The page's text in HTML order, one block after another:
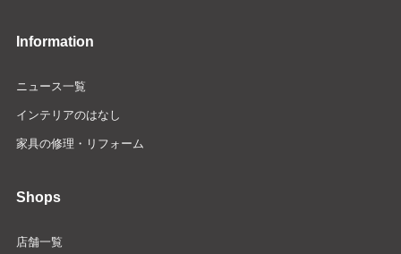
Information
ニュース一覧
インテリアのはなし
家具の修理・リフォーム
Shops
店舗一覧